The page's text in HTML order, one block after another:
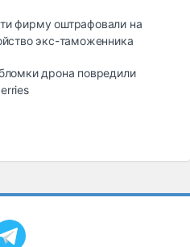
фирму оштрафовали на
экс-таможенника
дрона повредили